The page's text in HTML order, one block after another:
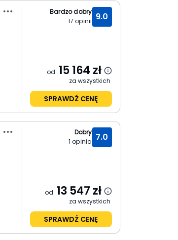
9.0
Bardzo dobry
17 opinii
od 15 164 zł
za wszystkich
SPRAWDŹ CENĘ
7.0
Dobry
1 opinia
od 13 547 zł
za wszystkich
SPRAWDŹ CENĘ